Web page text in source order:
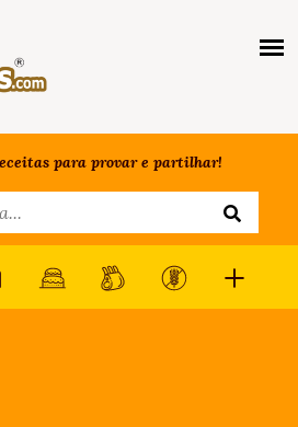
para provar e partilhar!